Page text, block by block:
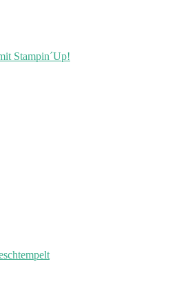
Stampin´Up!